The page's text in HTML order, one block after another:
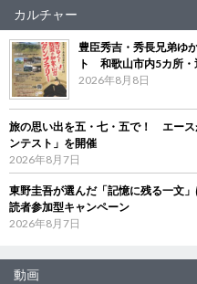
カルチャー
豊臣秀吉・秀長兄弟ゆ
ト 和歌山市内5カ所・
2026年8月8日
旅の思い出を五・七・五で！ エース
ンテスト」を開催
2026年8月7日
東野圭吾が選んだ「記憶に残る一文
読者参加型キャンペーン
2026年8月7日
動画